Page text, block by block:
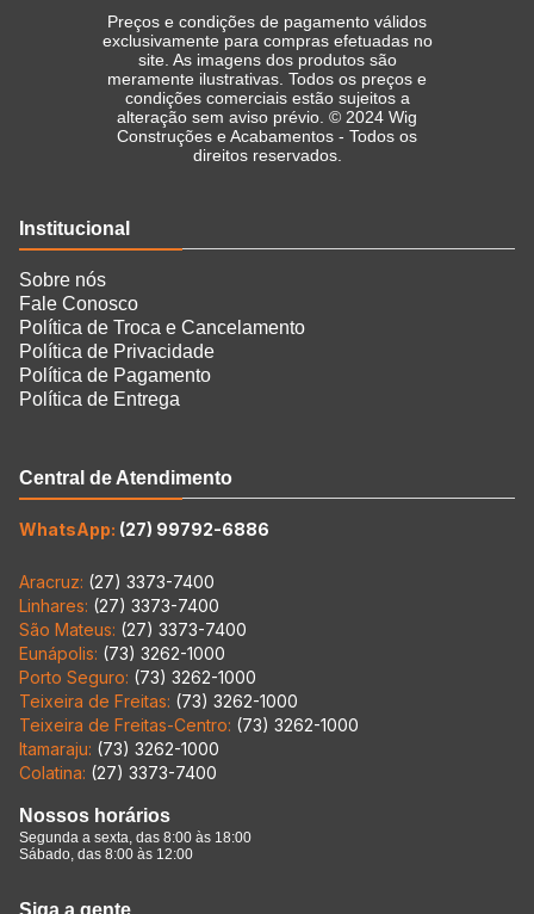
Preços e condições de pagamento válidos
exclusivamente para compras efetuadas no
site. As imagens dos produtos são
meramente ilustrativas. Todos os preços e
condições comerciais estão sujeitos a
alteração sem aviso prévio. © 2024 Wig
Construções e Acabamentos - Todos os
direitos reservados.
Institucional
Sobre nós
Fale Conosco
Política de Troca e Cancelamento
Política de Privacidade
Política de Pagamento
Política de Entrega
Central de Atendimento
WhatsApp: (27) 99792-6886
Aracruz: (27) 3373-7400
Linhares: (27) 3373-7400
São Mateus: (27) 3373-7400
Eunápolis: (73) 3262-1000
Porto Seguro: (73) 3262-1000
Teixeira de Freitas: (73) 3262-1000
Teixeira de Freitas-Centro: (73) 3262-1000
Itamaraju: (73) 3262-1000
Colatina: (27) 3373-7400
Nossos horários
Segunda a sexta, das 8:00 às 18:00
Sábado, das 8:00 às 12:00
Siga a gente